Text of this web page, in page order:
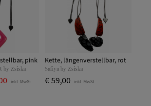
pink
by Zsiska
inkl. MwSt.
Kette, längenverstellbar, rot
Safiya by Zsiska
€ 59,00 inkl. MwSt.